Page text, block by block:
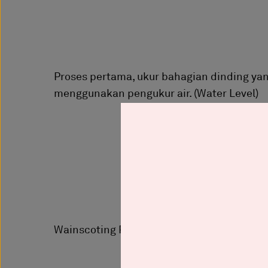
Proses pertama, ukur bahagian dinding
menggunakan pengukur air. (Water Level)
Wainscoting PVC mula dipasang bagi